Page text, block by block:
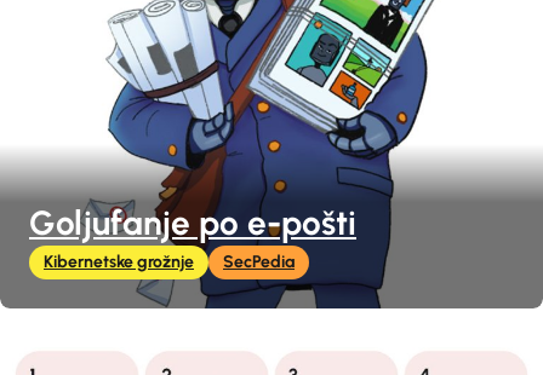
Goljufanje po e-pošti
Kibernetske grožnje SecPedia